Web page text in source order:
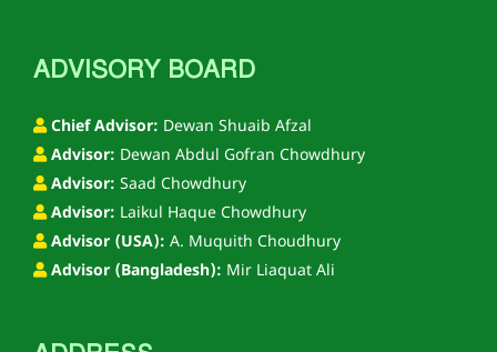
ADVISORY BOARD
Chief Advisor: Dewan Shuaib Afzal
Advisor: Dewan Abdul Gofran Chowdhury
Advisor: Saad Chowdhury
Advisor: Laikul Haque Chowdhury
Advisor (USA): A. Muquith Choudhury
Advisor (Bangladesh): Mir Liaquat Ali